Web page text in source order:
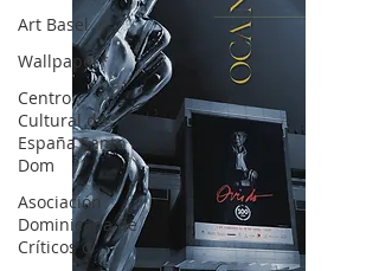
Art Basel
Wallpaper*
Centro
Cultural de
España Santo
Dom
Asociación
Dominicana de
Críticos d